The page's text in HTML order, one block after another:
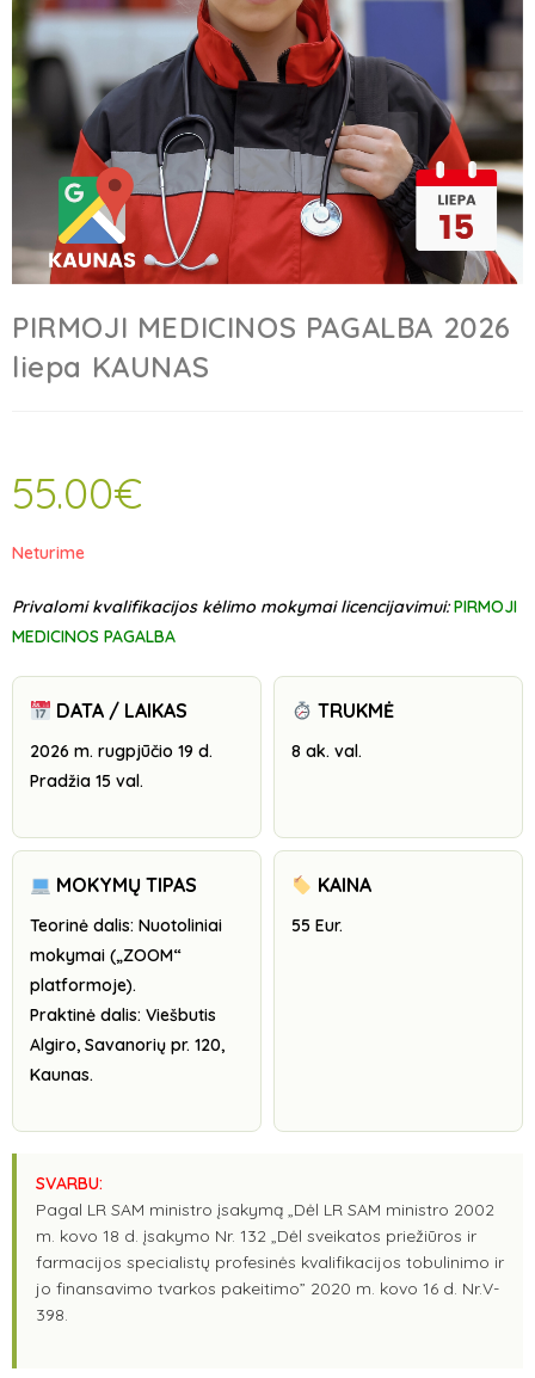
PIRMOJI MEDICINOS PAGALBA 2026
liepa KAUNAS
55.00€
Neturime
Privalomi kvalifikacijos kėlimo mokymai licencijavimui:PIRMOJI
MEDICINOS PAGALBA
DATA / LAIKAS
2026 m. rugpjūčio 19 d.
Pradžia 15 val.
TRUKMĖ
8 ak. val.
MOKYMŲ TIPAS
Teorinė dalis: Nuotoliniai
mokymai („ZOOM“
platformoje).
Praktinė dalis: Viešbutis
Algiro, Savanorių pr. 120,
Kaunas.
KAINA
55 Eur.
SVARBU:
Pagal LR SAM ministro įsakymą „Dėl LR SAM ministro 2002
m. kovo 18 d. įsakymo Nr. 132 „Dėl sveikatos priežiūros ir
farmacijos specialistų profesinės kvalifikacijos tobulinimo ir
jo finansavimo tvarkos pakeitimo” 2020 m. kovo 16 d. Nr.V-
398.